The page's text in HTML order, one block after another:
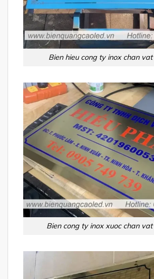
Bien hieu cong ty inox chan vat
Bien cong ty inox xuoc chan